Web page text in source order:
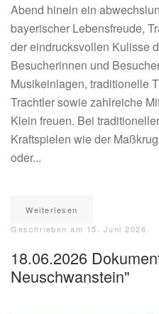
Abend hinein ein
bayerischer Lebensfreude,
der eindrucksvollen Kulisse
Besucherinnen und
Musikeinlagen, traditionelle
Trachtler sowie zahlreiche
Klein freuen. Bei
Kraftspielen wie der
oder...
Weiterlesen
Geschrieben am 15. Juni 2026
18.06.2026
Neuschwanstein"